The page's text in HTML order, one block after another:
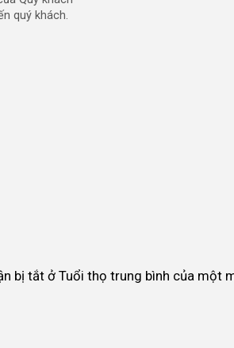
quý khách.
bị tắtở Tuổi thọ trung bình của một